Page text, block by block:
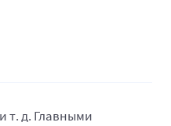
т. д. Главными